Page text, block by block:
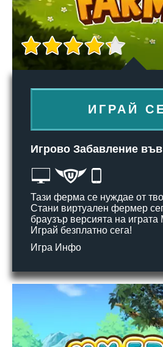
ИГРАЙ
Игрово Забавление
Тази ферма се нуждае от
Стани виртуален фермер
браузър версията на играта
Играй безплатно сега!
Игра Инфо